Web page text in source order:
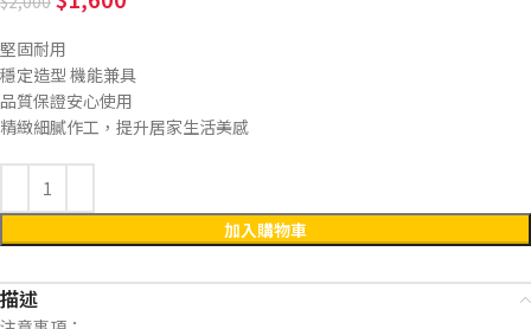
堅固耐用
穩定造型 機能兼具
品質保證安心使用
精緻細膩作工，提升居家生活美感
加入購物車
描述